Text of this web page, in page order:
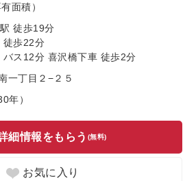
有面積）
徒歩19分
徒歩22分
ス12分 喜沢橋下車 徒歩2分
一丁目２−２５
年）
細情報をもらう (無料)
お気に入り